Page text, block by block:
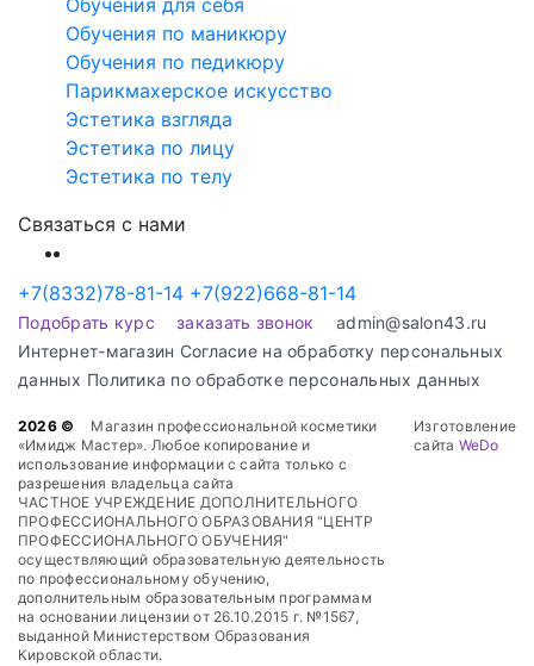
Обучения для себя
Обучения по маникюру
Обучения по педикюру
Парикмахерское искусство
Эстетика взгляда
Эстетика по лицу
Эстетика по телу
Связаться с нами
+7(8332)78-81-14 +7(922)668-81-14
Подобрать курс заказать звонок
admin@salon43.ru
Интернет-магазин Cогласие на обработку персональных
данных Политика по обработке персональных данных
2026 ©
Магазин профессиональной косметики
«Имидж Мастер». Любое копирование и
использование информации с сайта только с
разрешения владельца сайта
ЧАСТНОЕ УЧРЕЖДЕНИЕ ДОПОЛНИТЕЛЬНОГО
ПРОФЕССИОНАЛЬНОГО ОБРАЗОВАНИЯ "ЦЕНТР
ПРОФЕССИОНАЛЬНОГО ОБУЧЕНИЯ"
осуществляющий образовательную деятельность
по профессиональному обучению,
дополнительным образовательным программам
на основании лицензии от 26.10.2015 г. №1567,
выданной Министерством Образования
Кировской области.
Изготовление
сайта WeDo